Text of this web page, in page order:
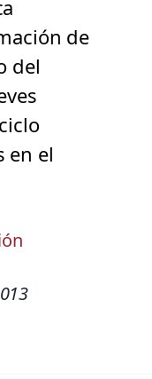
de
del
en el